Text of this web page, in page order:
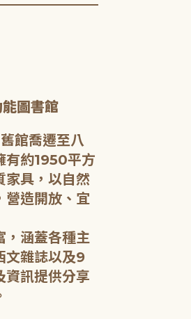
圖書館
館喬遷至八
有約1950平方
家具，以自然
營造開放、宜
涵蓋各種主
文雜誌以及9
資訊提供分享